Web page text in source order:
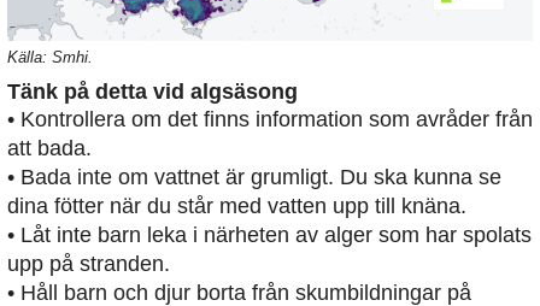
Källa: Smhi.
Tänk på detta vid algsäsong
• Kontrollera om det finns information som avråder från
att bada.
• Bada inte om vattnet är grumligt. Du ska kunna se
dina fötter när du står med vatten upp till knäna.
• Låt inte barn leka i närheten av alger som har spolats
upp på stranden.
• Håll barn och djur borta från skumbildningar på